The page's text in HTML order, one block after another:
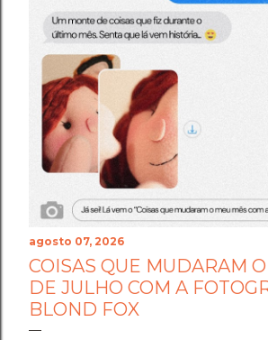
agosto 07, 2026
COISAS QUE MUDARAM
DE JULHO COM A
BLOND FOX